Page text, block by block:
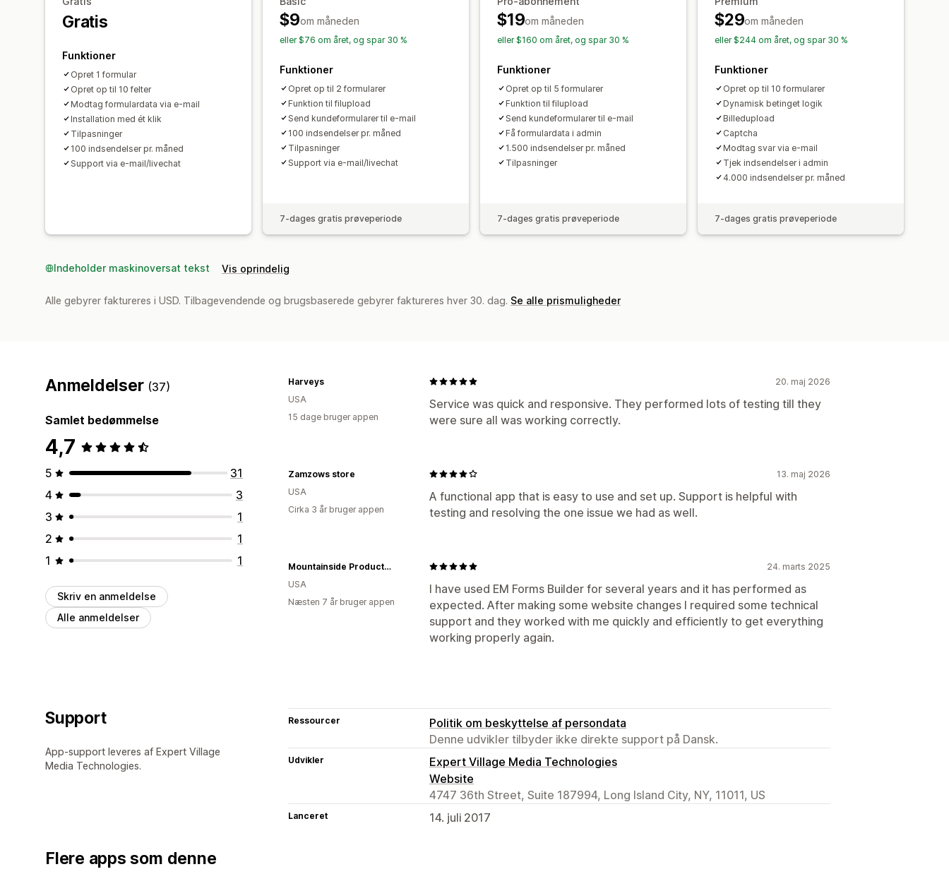
Automatisk synkronisering
Kontrolpanel
Formularbegrænsninger
Historik Analyser CAPTCHA
Administration af indsendelser
Dataeksport
Gratis
Funktioner
Opret 1 formular
Opret op til 10 felter
Modtag formulardata via e-mail
Installation med ét klik
Tilpasninger
100 indsendelser pr. måned
Support via e-mail/livechat
$9om måneden
eller $76 om året, og spar 30 %
Funktioner
Opret op til 2 formularer
Funktion til filupload
Send kundeformularer til e-mail
100 indsendelser pr. måned
Tilpasninger
Support via e-mail/livechat
7-dages gratis prøveperiode
$19om måneden
eller $160 om året, og spar 30 %
Funktioner
Opret op til 5 formularer
Funktion til filupload
Send kundeformularer til e-mail
Få formulardata i admin
1.500 indsendelser pr. måned
Tilpasninger
7-dages gratis prøveperiode
$29om måneden
eller $244 om året, og spar 30 %
Funktioner
Opret op til 10 formularer
Dynamisk betinget logik
Billedupload
Captcha
Modtag svar via e-mail
Tjek indsendelser i admin
4.000 indsendelser pr. måned
7-dages gratis prøveperiode
Indeholder maskinoversat tekst Vis oprindelig
Alle gebyrer faktureres i USD. Tilbagevendende og brugsbaserede gebyrer faktureres hver 30. dag. Se alle prismuligheder
Anmeldelser (37)
Samlet bedømmelse
4,7
5
31
4
3
3
1
2
1
1
1
Skriv en anmeldelse
Alle anmeldelser
20. maj 2026
Service was quick and responsive. They performed lots of testing till they
were sure all was working correctly.
Harveys
USA
15 dage bruger appen
13. maj 2026
A functional app that is easy to use and set up. Support is helpful with
testing and resolving the one issue we had as well.
Zamzows store
USA
Cirka 3 år bruger appen
24. marts 2025
I have used EM Forms Builder for several years and it has performed as
expected. After making some website changes I required some technical
support and they worked with me quickly and efficiently to get everything
working properly again.
Mountainside Products - dba Greener Valley Trading
USA
Næsten 7 år bruger appen
Support
App-support leveres af Expert Village
Media Technologies.
Ressourcer
Politik om beskyttelse af persondata
Denne udvikler tilbyder ikke direkte support på Dansk.
Udvikler
Expert Village Media Technologies
Website
4747 36th Street, Suite 187994, Long Island City, NY, 11011, US
Lanceret 14. juli 2017
Flere apps som denne